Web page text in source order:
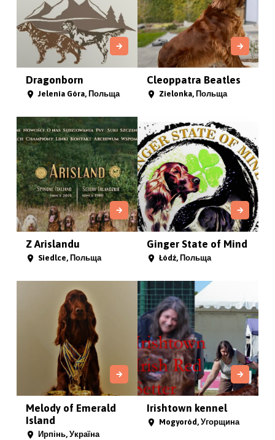
Dragonborn
Jelenia Góra, Польща
Cleoppatra Beatles
Zielonka, Польща
Z Arislandu
Siedlce, Польща
Ginger State of Mind
Łódź, Польща
Melody of Emerald
Island
Ирпінь, Україна
Irishtown kennel
Mogyoród, Угорщина